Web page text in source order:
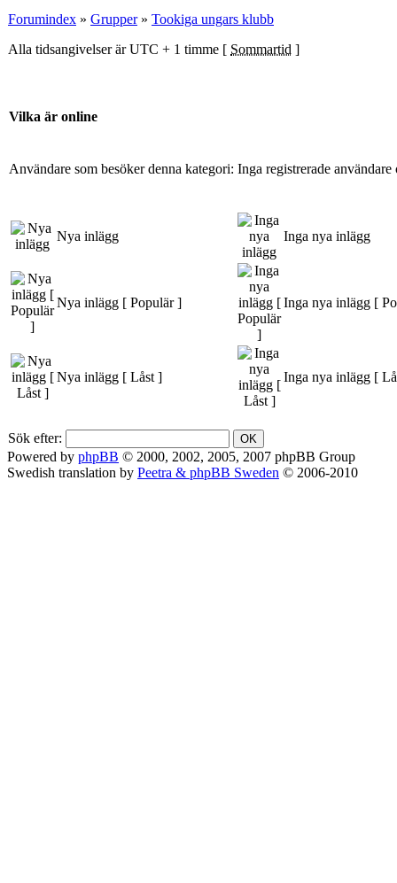
Forumindex » Grupper» Tookiga ungars klubb
Alla tidsangivelser är UTC + 1 timme [ Sommartid ]
Vilka är online
Användare som besöker denna kategori: Inga registrerade användare
Nya inlägg Inga nya inlägg
Nya inlägg [ Populär ] Inga nya inlägg [
Nya inlägg [ Låst ] Inga nya inlägg [
Sök efter:
Powered by phpBB © 2000, 2002, 2005, 2007 phpBB Group
Swedish translation by Peetra & phpBB Sweden © 2006-2010